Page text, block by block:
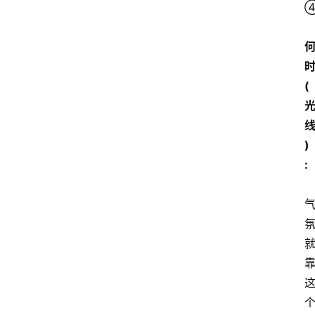
何
时
(
光
线
)
:
气
氛
就
靠
这
个